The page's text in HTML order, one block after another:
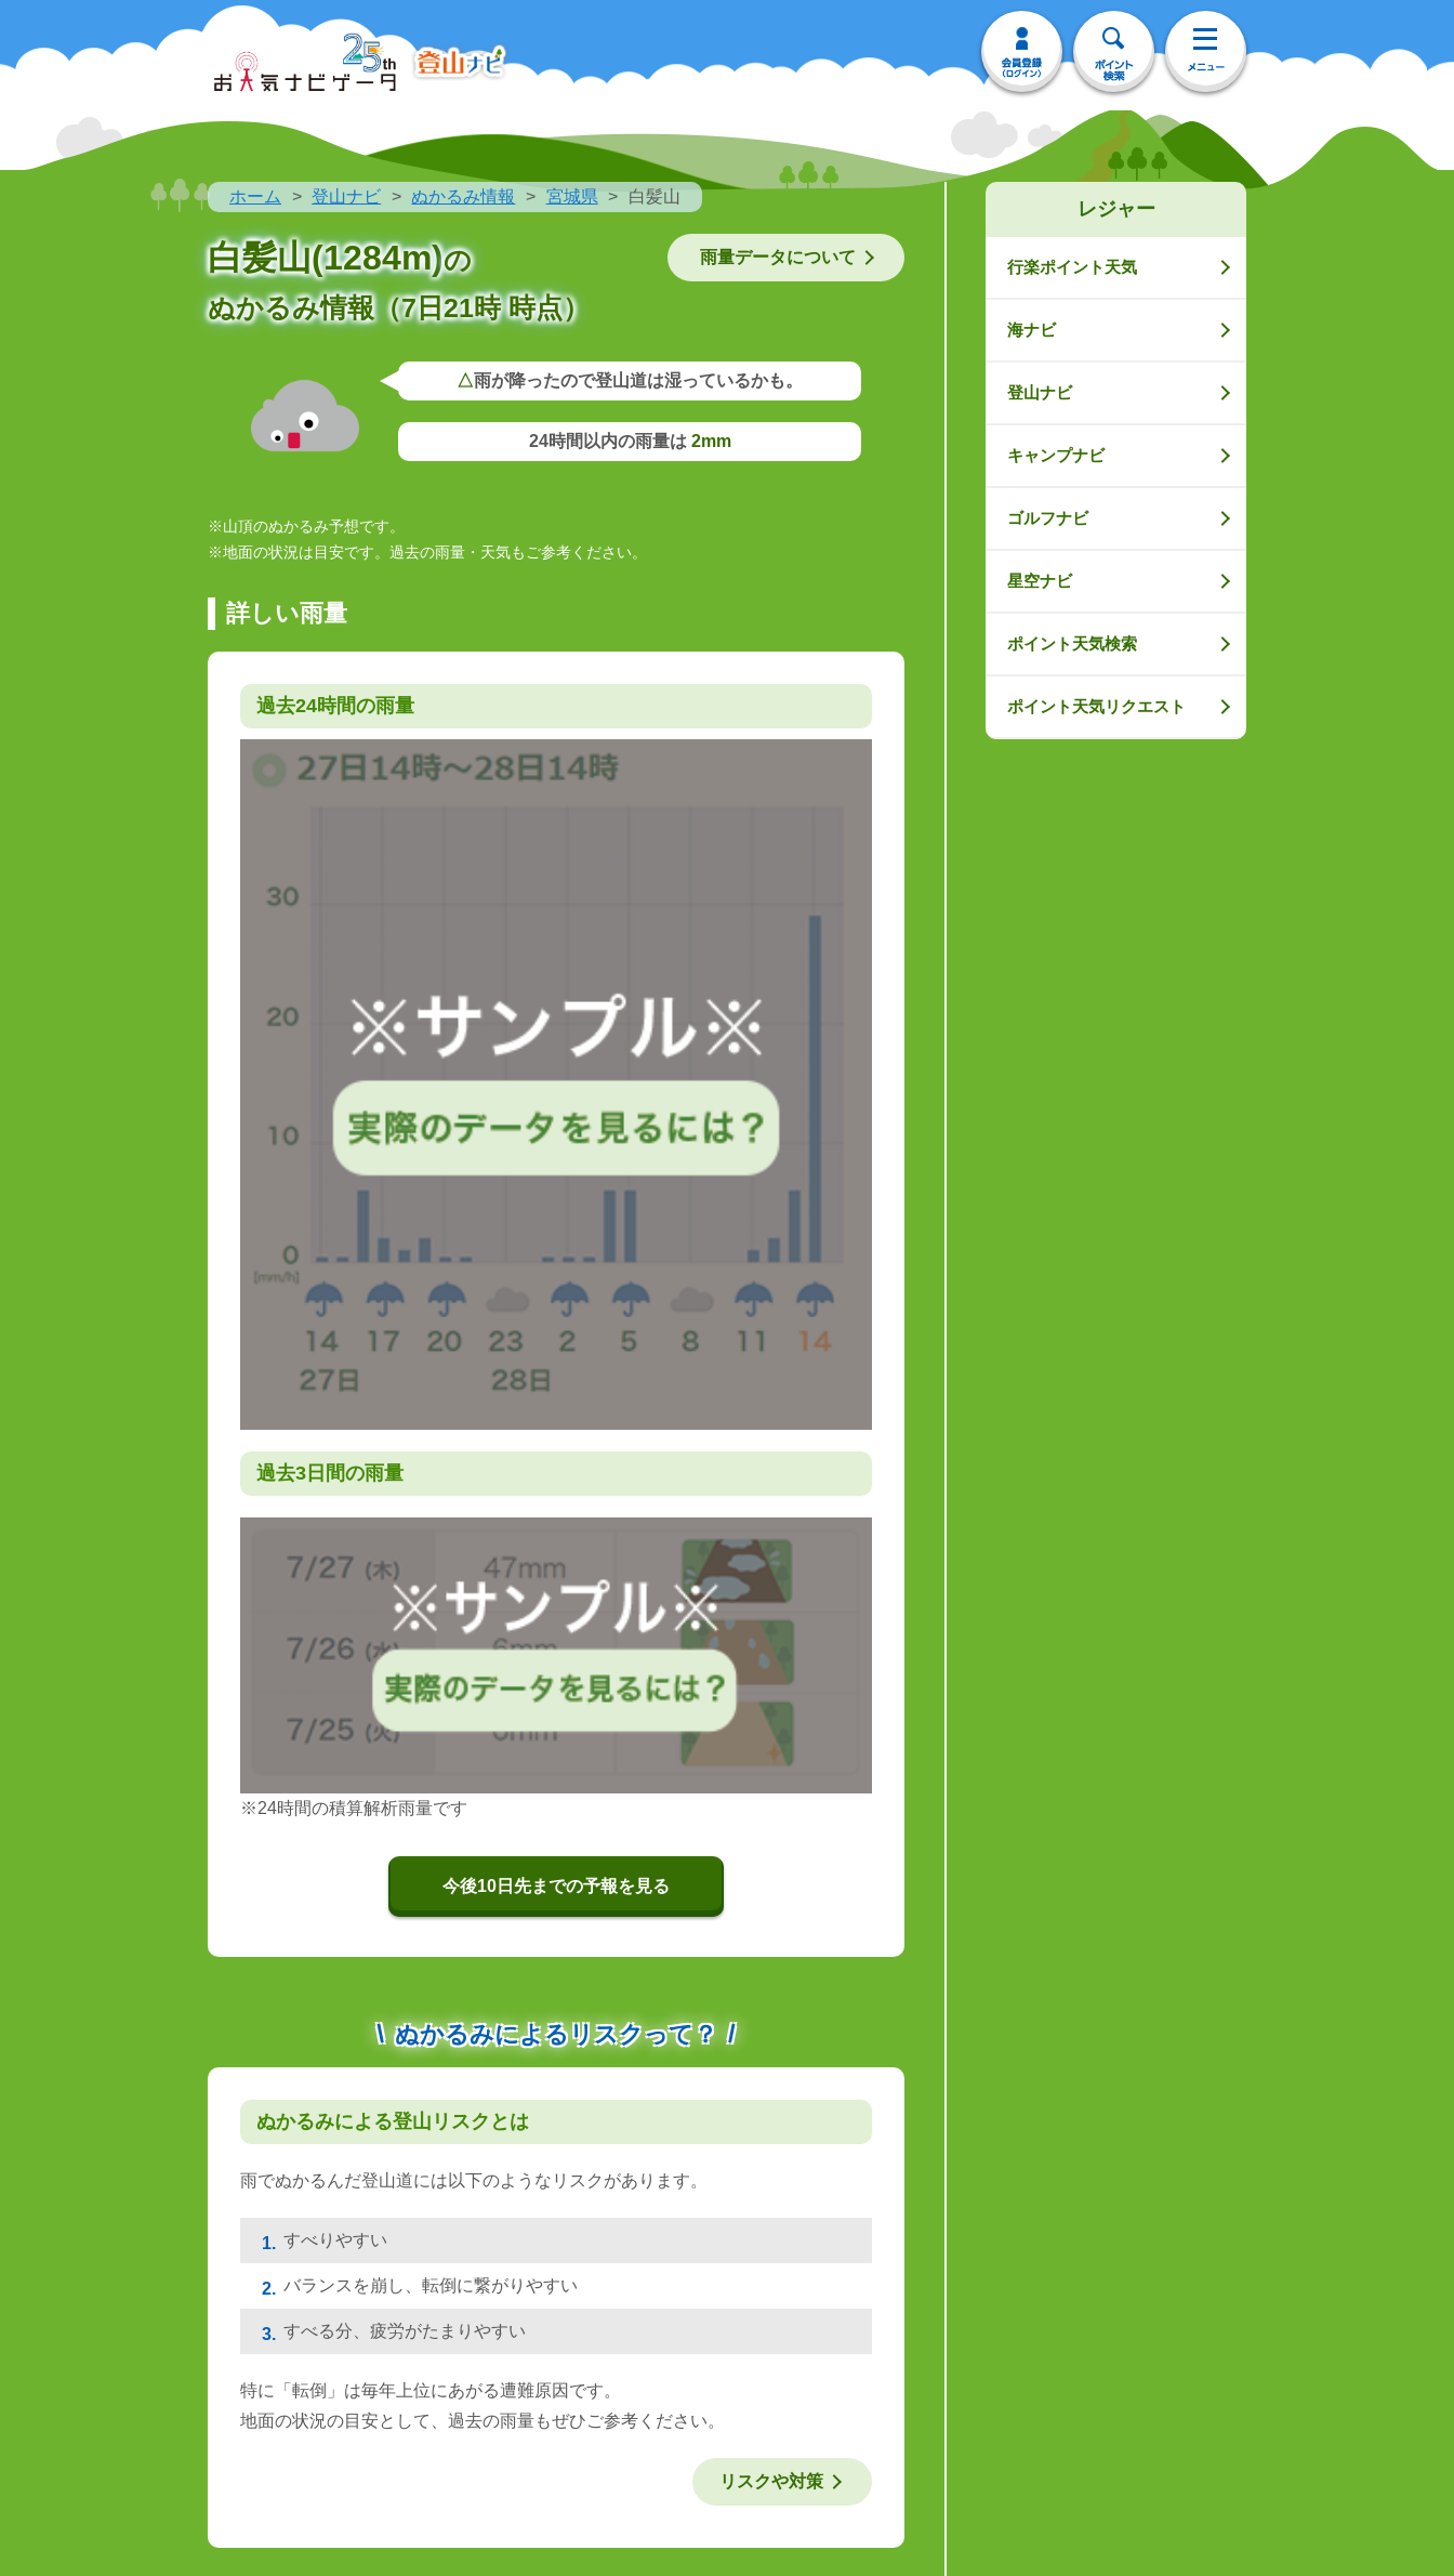
ホーム 登山ナビ ぬかるみ情報 宮城県 白髪山
白髪山(1284m)の
ぬかるみ情報（7日21時 時点）
雨量データについて
△雨が降ったので登山道は湿っているかも。
24時間以内の雨量は 2mm
※山頂のぬかるみ予想です。
※地面の状況は目安です。過去の雨量・天気もご参考ください。
詳しい雨量
過去24時間の雨量
過去3日間の雨量
※24時間の積算解析雨量です
今後10日先までの予報を見る
ぬかるみによるリスクって？
ぬかるみによる登山リスクとは
雨でぬかるんだ登山道には以下のようなリスクがあります。
1. すべりやすい
2. バランスを崩し、転倒に繋がりやすい
3. すべる分、疲労がたまりやすい
特に「転倒」は毎年上位にあがる遭難原因です。
地面の状況の目安として、過去の雨量もぜひご参考ください。
リスクや対策
レジャー
行楽ポイント天気
海ナビ
登山ナビ
キャンプナビ
ゴルフナビ
星空ナビ
ポイント天気検索
ポイント天気リクエスト